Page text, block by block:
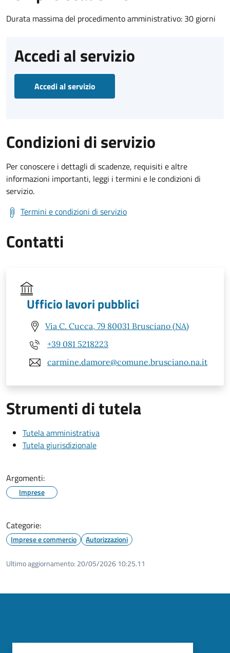
Durata massima del procedimento amministrativo: 30 giorni
Accedi al servizio
Accedi al servizio
Condizioni di servizio
Per conoscere i dettagli di scadenze, requisiti e altre
informazioni importanti, leggi i termini e le condizioni di
servizio.
Termini e condizioni di servizio
Contatti
Ufficio lavori pubblici
Via C. Cucca, 79 80031 Brusciano (NA)
+39 081 5218223
carmine.damore@comune.brusciano.na.it
Strumenti di tutela
Tutela amministrativa
Tutela giurisdizionale
Argomenti:
Imprese
Categorie:
Imprese e commercio Autorizzazioni
Ultimo aggiornamento: 20/05/2026 10:25.11